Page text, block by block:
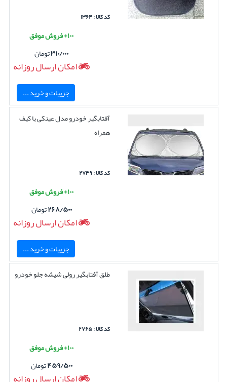
کد کالا : ۱۳۶۴
۱۰۰+ فروش موفق
۳۱۰/۰۰۰تومان
امکان ارسال روزانه
جزییات و خرید ...
آفتابگیر خودرو مدل عینکی با کیف
همراه
کد کالا : ۲۷۳۹
۱۰۰+ فروش موفق
۲۶۸/۵۰۰تومان
امکان ارسال روزانه
جزییات و خرید ...
طلق آفتابگیر رولی شیشه جلو خودرو
کد کالا : ۲۷۶۵
۱۰۰+ فروش موفق
۴۵۹/۵۰۰تومان